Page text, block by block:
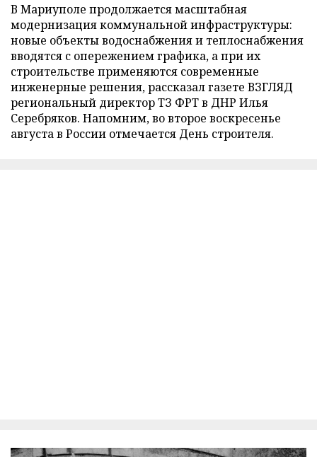
В Мариуполе продолжается масштабная
модернизация коммунальной инфраструктуры:
новые объекты водоснабжения и теплоснабжения
вводятся с опережением графика, а при их
строительстве применяются современные
инженерные решения, рассказал газете ВЗГЛЯД
региональный директор ТЗ ФРТ в ДНР Илья
Серебряков. Напомним, во второе воскресенье
августа в России отмечается День строителя.